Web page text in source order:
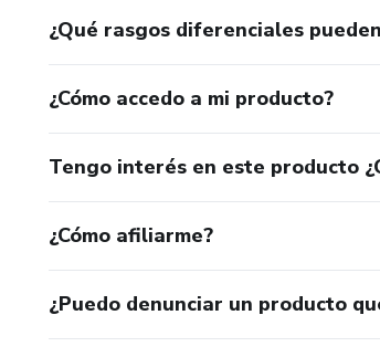
¿Qué rasgos diferenciales
¿Cómo accedo a mi producto?
Tengo interés en este producto
¿Cómo afiliarme?
¿Puedo denunciar un producto